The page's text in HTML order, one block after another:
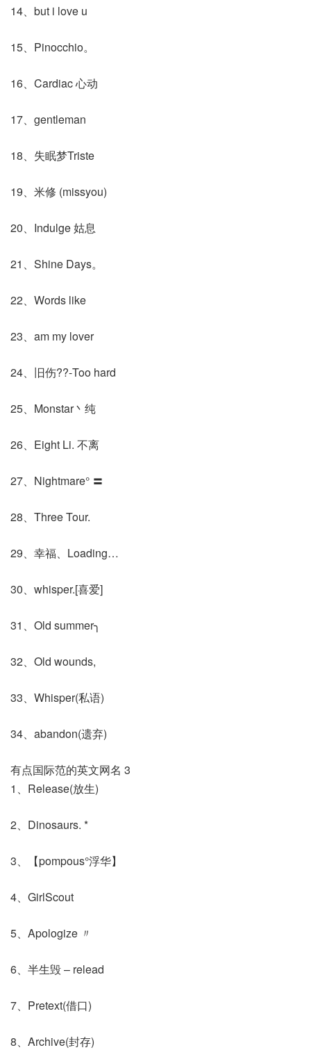
14、but i love u
15、Pinocchio。
16、Cardiac 心动
17、gentleman
18、失眠梦Triste
19、米修 (missyou)
20、Indulge 姑息
21、Shine Days。
22、Words like
23、am my lover
24、旧伤??-Too hard
25、Monstar丶纯
26、Eight Li. 不离
27、Nightmare° 〓
28、Three Tour.
29、幸福、Loading…
30、whisper.[喜爱]
31、Old summer╮
32、Old wounds,
33、Whisper(私语)
34、abandon(遗弃)
有点国际范的英文网名 3
1、Release(放生)
2、Dinosaurs. *
3、【pompous°浮华】
4、GirlScout
5、Apologize 〃
6、半生毁 – relead
7、Pretext(借口)
8、Archive(封存)